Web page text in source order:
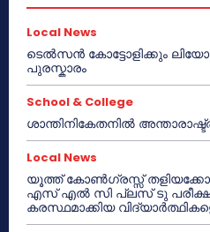
Local News
ടെൽസൻ കോട്ടോളിക്കും
പുരസ്കാരം
School & College
ശാന്തിനികേതനിൽ
Local News
യൂത്ത് കോൺഗ്രസ്സ്
എസ് എൽ സി പ്ലസ് ടു
കരസ്ഥമാക്കിയ